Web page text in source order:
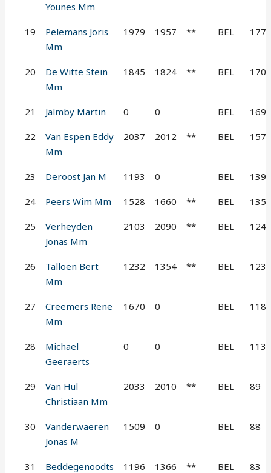
Younes Mm
19
Pelemans Joris
Mm
1979 1957 ** BEL 177
20
De Witte Stein
Mm
1845 1824 ** BEL 170
21 Jalmby Martin 0 0 BEL 169
22
Van Espen Eddy
Mm
2037 2012 ** BEL 157
23 Deroost Jan M 1193 0 BEL 139
24 Peers Wim Mm 1528 1660 ** BEL 135
25
Verheyden
Jonas Mm
2103 2090 ** BEL 124
26
Talloen Bert
Mm
1232 1354 ** BEL 123
27
Creemers Rene
Mm
1670 0 BEL 118
28
Michael
Geeraerts
0 0 BEL 113
29
Van Hul
Christiaan Mm
2033 2010 ** BEL 89
30
Vanderwaeren
Jonas M
1509 0 BEL 88
31
Beddegenoodts
1196 1366 ** BEL 83